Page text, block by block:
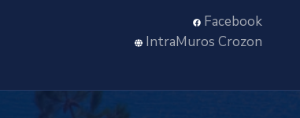
Facebook
IntraMuros Crozon